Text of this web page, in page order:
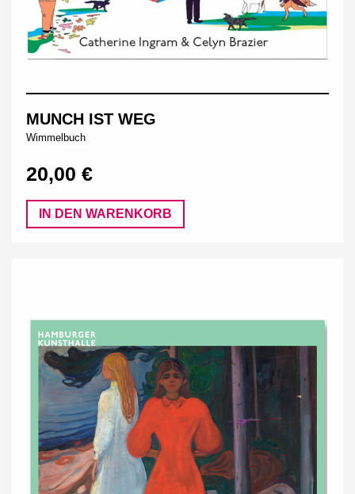
MUNCH IST WEG
Wimmelbuch
20,00 €
IN DEN WARENKORB